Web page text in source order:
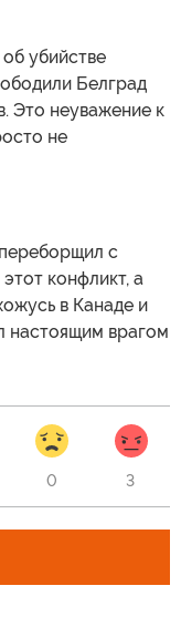
убийстве
Белград
Это неуважение к
не
с
конфликт, а
в Канаде и
настоящим врагом
0 3